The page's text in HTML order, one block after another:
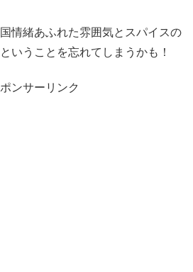
情緒あふれた雰囲気とスパイスの
いうことを忘れてしまうかも！
ンサーリンク